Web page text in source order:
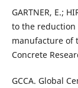
GARTNER, E.;
to the reduction
manufacture of
Concrete
GCCA. Global